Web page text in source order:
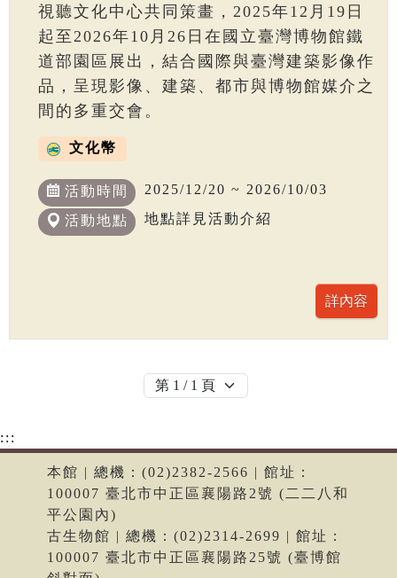
視聽文化中心共同策畫，2025年12月19日
起至2026年10月26日在國立臺灣博物館鐵
道部園區展出，結合國際與臺灣建築影像作
品，呈現影像、建築、都市與博物館媒介之
間的多重交會。
文化幣
活動時間 2025/12/20 ~ 2026/10/03
活動地點 地點詳見活動介紹
:::
本館 | 總機：(02)2382-2566 | 館址：
100007 臺北市中正區襄陽路2號 (二二八和
平公園內)
古生物館 | 總機：(02)2314-2699 | 館址：
100007 臺北市中正區襄陽路25號 (臺博館